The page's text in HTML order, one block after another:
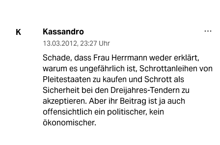
K Kassandro
13.03.2012, 23:27 Uhr
Schade, dass Frau Herrmann weder erklärt,
warum es ungefährlich ist, Schrottanleihen von
Pleitestaaten zu kaufen und Schrott als
Sicherheit bei den Dreijahres-Tendern zu
akzeptieren. Aber ihr Beitrag ist ja auch
offensichtlich ein politischer, kein
ökonomischer.